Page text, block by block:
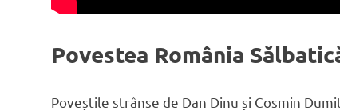
Povestea România
Poveștile strânse de Dan Dinu și Cosmin